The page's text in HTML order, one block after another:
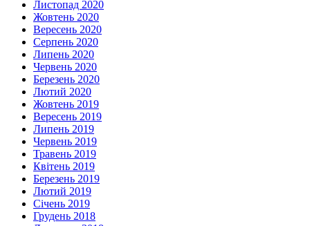
Листопад 2020
Жовтень 2020
Вересень 2020
Серпень 2020
Липень 2020
Червень 2020
Березень 2020
Лютий 2020
Жовтень 2019
Вересень 2019
Липень 2019
Червень 2019
Травень 2019
Квітень 2019
Березень 2019
Лютий 2019
Січень 2019
Грудень 2018